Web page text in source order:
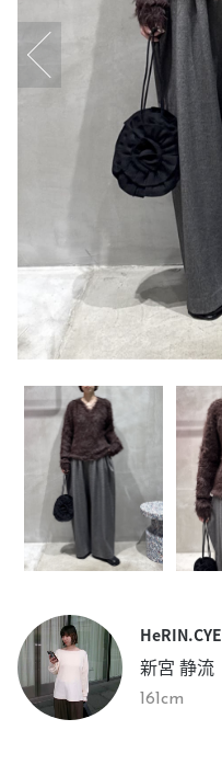
HeRIN.CYE
新宮 静流
161cm